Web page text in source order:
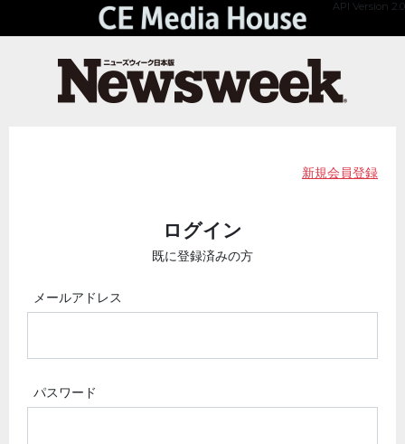
API Version 2.0
新規会員登録
ログイン
既に登録済みの方
メールアドレス
パスワード